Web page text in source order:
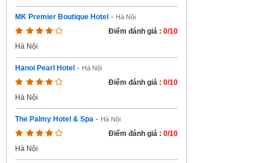
MK Premier Boutique Hotel - Hà Nội
Điểm đánh giá : 0/10
Hà Nội
Hanoi Pearl Hotel - Hà Nội
Điểm đánh giá : 0/10
Hà Nội
The Palmy Hotel & Spa - Hà Nội
Điểm đánh giá : 0/10
Hà Nội